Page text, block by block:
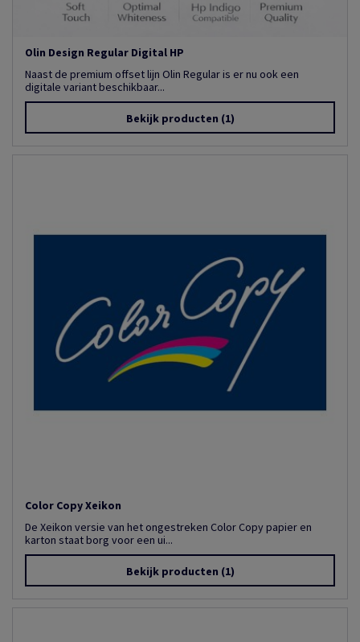
Olin Design Regular Digital HP
Naast de premium offset lijn Olin Regular is er nu ook een
digitale variant beschikbaar...
Bekijk producten (1)
Color Copy Xeikon
De Xeikon versie van het ongestreken Color Copy papier en
karton staat borg voor een ui...
Bekijk producten (1)